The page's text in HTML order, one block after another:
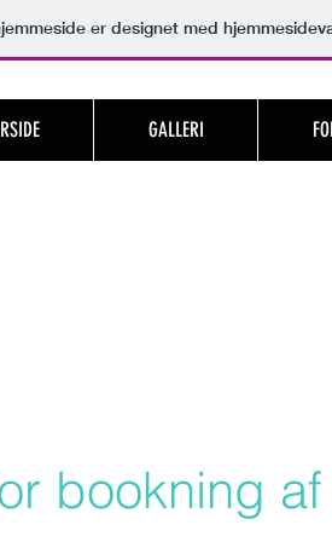
er designet med
GALLERI
bookning